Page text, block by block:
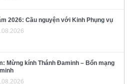
2026: Cầu nguyện với Kinh Phụng vụ
Mừng kính Thánh Đaminh – Bổn mạng